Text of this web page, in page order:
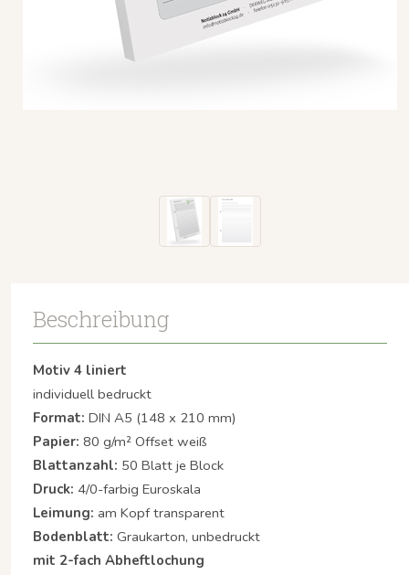
Beschreibung
Motiv 4 liniert
individuell bedruckt
Format: DIN A5 (148 x 210 mm)
Papier: 80 g/m² Offset weiß
Blattanzahl: 50 Blatt je Block
Druck: 4/0-farbig Euroskala
Leimung: am Kopf transparent
Bodenblatt: Graukarton, unbedruckt
mit 2-fach Abheftlochung